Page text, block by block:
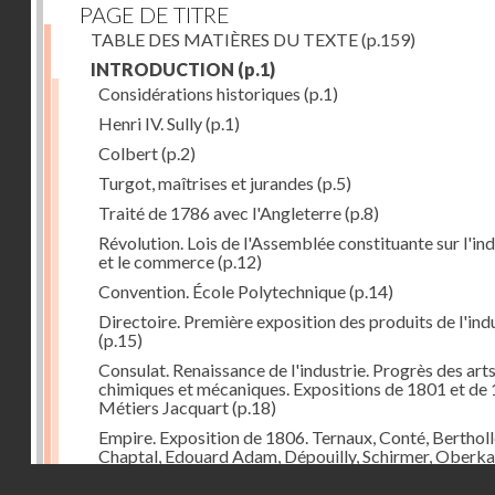
PAGE DE TITRE
TABLE DES MATIÈRES DU TEXTE(p.159)
INTRODUCTION (p.1)
Considérations historiques (p.1)
Henri IV. Sully(p.1)
Colbert(p.2)
Turgot, maîtrises et jurandes (p.5)
Traité de 1786 avec l'Angleterre(p.8)
Révolution. Lois de l'Assemblée constituante sur
et le commerce(p.12)
Convention. École Polytechnique(p.14)
Directoire. Première exposition des produits de
(p.15)
Consulat. Renaissance de l'industrie. Progrès des arts
chimiques et mécaniques. Expositions de 1801 et de
Métiers Jacquart(p.18)
Empire. Exposition de 1806. Ternaux, Conté,
Chaptal, Edouard Adam, Dépouilly, Schirmer,